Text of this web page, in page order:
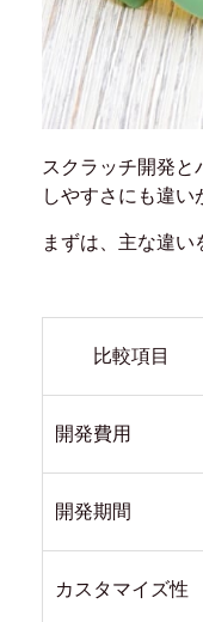
スクラッチ開発と
しやすさにも違い
まずは、主な違い
比較項目
開発費用
開発期間
カスタマイズ性